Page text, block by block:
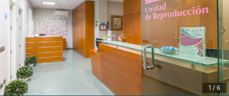
1 / 6